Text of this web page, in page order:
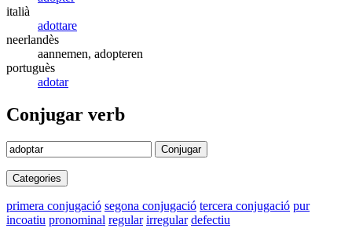
italià
adottare
neerlandès
aannemen, adopteren
portuguès
adotar
Conjugar verb
Conjugar
Categories
primera conjugació segona conjugació tercera conjugació pur
incoatiu pronominal regular irregular defectiu